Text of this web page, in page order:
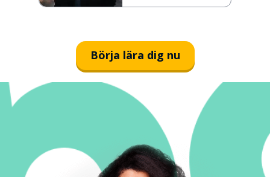
Börja lära dig nu